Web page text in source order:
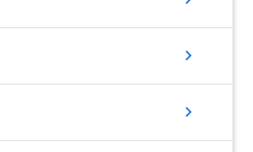
chevron_right
chevron_right